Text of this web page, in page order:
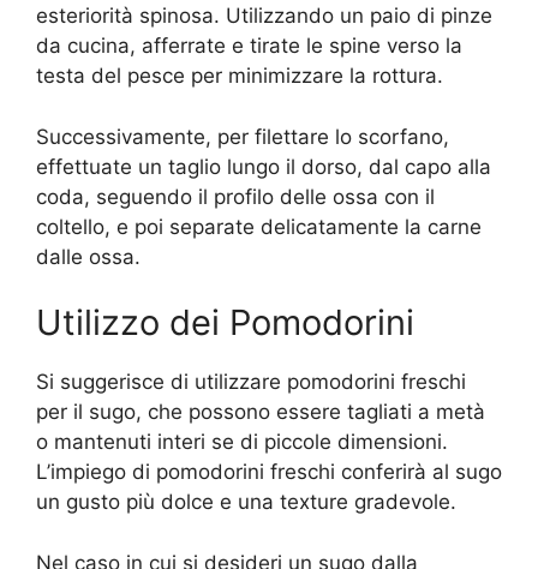
esteriorità spinosa. Utilizzando un paio di pinze
da cucina, afferrate e tirate le spine verso la
testa del pesce per minimizzare la rottura.
Successivamente, per filettare lo scorfano,
effettuate un taglio lungo il dorso, dal capo alla
coda, seguendo il profilo delle ossa con il
coltello, e poi separate delicatamente la carne
dalle ossa.
Utilizzo dei Pomodorini
Si suggerisce di utilizzare pomodorini freschi
per il sugo, che possono essere tagliati a metà
o mantenuti interi se di piccole dimensioni.
L’impiego di pomodorini freschi conferirà al sugo
un gusto più dolce e una texture gradevole.
Nel caso in cui si desideri un sugo dalla